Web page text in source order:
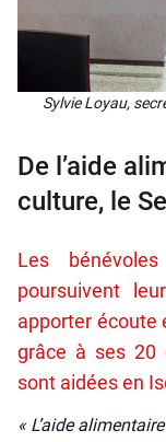
Syl­vie Loyau,
De l’aide
culture, le
Les
poursuivent
apporter écoute
grâce à ses 20
sont aidées en
« L’aide